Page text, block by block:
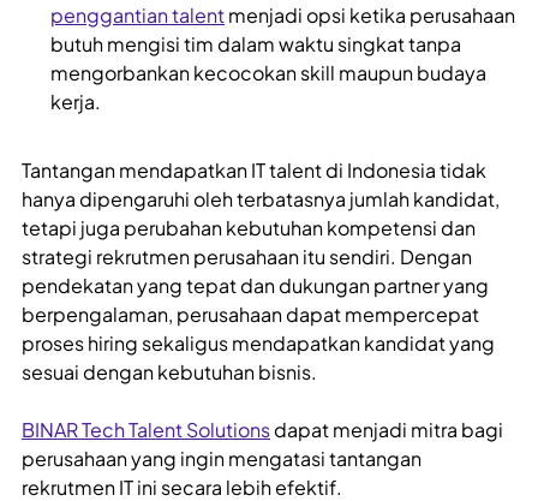
penggantian talentmenjadi opsi ketika perusahaan
butuh mengisi tim dalam waktu singkat tanpa
mengorbankan kecocokan skill maupun budaya
kerja.
Tantangan mendapatkan IT talent di Indonesia tidak
hanya dipengaruhi oleh terbatasnya jumlah kandidat,
tetapi juga perubahan kebutuhan kompetensi dan
strategi rekrutmen perusahaan itu sendiri. Dengan
pendekatan yang tepat dan dukungan partner yang
berpengalaman, perusahaan dapat mempercepat
proses hiring sekaligus mendapatkan kandidat yang
sesuai dengan kebutuhan bisnis.
BINAR Tech Talent Solutionsdapat menjadi mitra bagi
perusahaan yang ingin mengatasi tantangan
rekrutmen IT ini secara lebih efektif.